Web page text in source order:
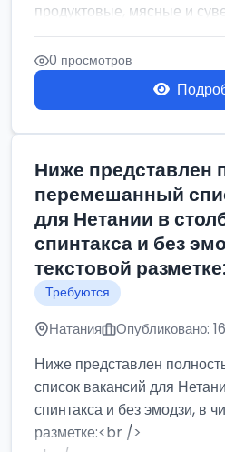
продуктовые, мясные и
Разнорабочий на сборку м...
0 просмотров
Ниже представлен
перемешанный
для Нетании в
спинтакса и без
текстовой разметке:
Требуются
Натания Опубликовано:
Ниже представлен
список вакансий для
спинтакса и без эмодзи, в
разметке:<br />